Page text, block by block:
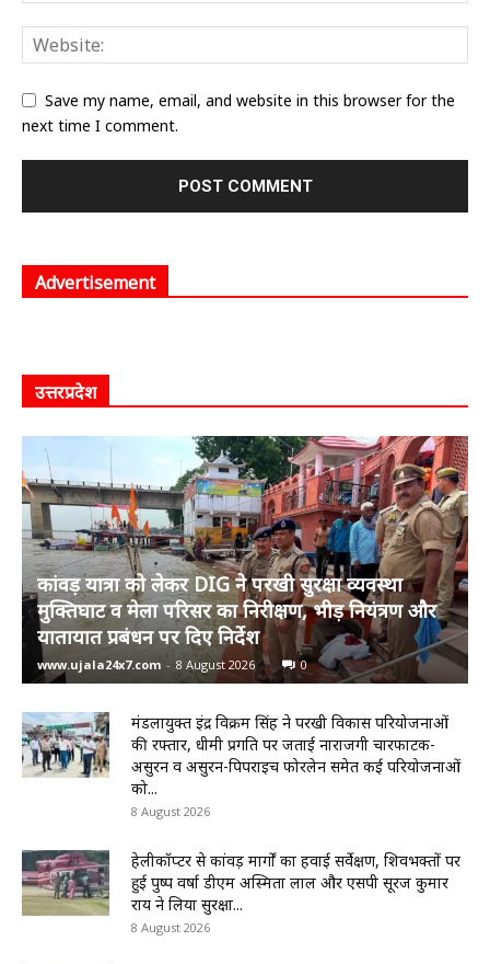
Save my name, email, and website in this browser for the
next time I comment.
Advertisement
उत्तरप्रदेश
कांवड़ यात्रा को लेकर DIG ने परखी सुरक्षा व्यवस्था
मुक्तिघाट व मेला परिसर का निरीक्षण, भीड़ नियंत्रण और
यातायात प्रबंधन पर दिए निर्देश
www.ujala24x7.com - 8 August 2026 0
मंडलायुक्त इंद्र विक्रम सिंह ने परखी विकास परियोजनाओं
की रफ्तार, धीमी प्रगति पर जताई नाराजगी चारफाटक-
असुरन व असुरन-पिपराइच फोरलेन समेत कई परियोजनाओं
को...
8 August 2026
हेलीकॉप्टर से कांवड़ मार्गों का हवाई सर्वेक्षण, शिवभक्तों पर
हुई पुष्प वर्षा डीएम अस्मिता लाल और एसपी सूरज कुमार
राय ने लिया सुरक्षा...
8 August 2026